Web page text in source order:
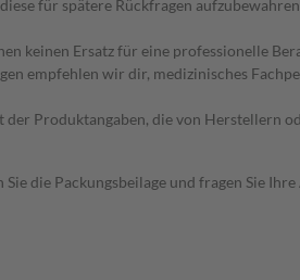
für spätere Rückfragen
keinen Ersatz für eine professionelle
empfehlen wir dir, medizinisches
Produktangaben, die von Herstellern
die Packungsbeilage und fragen Sie